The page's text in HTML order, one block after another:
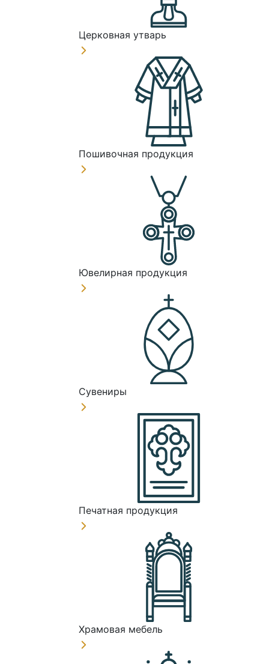
Церковная утварь
Пошивочная продукция
Ювелирная продукция
Сувениры
Печатная продукция
Храмовая мебель